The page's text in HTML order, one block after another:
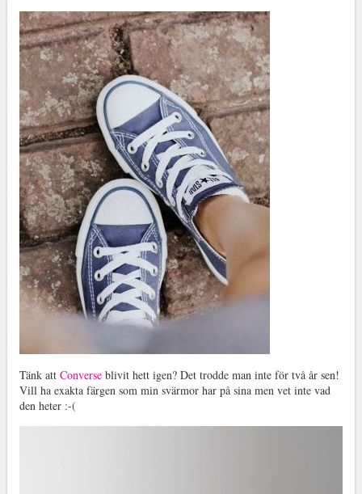
Tänk att Converseblivit hett igen? Det trodde man inte för två år sen!
Vill ha exakta färgen som min svärmor har på sina men vet inte vad
den heter :-(